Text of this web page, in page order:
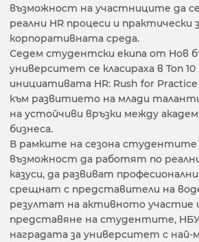
възможност на участниците да
реални HR процеси и практически
корпоративната среда.
Седем студентски екипа от Нов
университет се класираха в Toп
инициативата HR: Rush for
към развитието на млади
на устойчиви връзки между
бизнеса.
В рамките на сезона студентите
възможност да работят по
казуси, да развиват
срещнат с представители на
резултат на активното участие
представяне на студентите,
наградата за университет с най-